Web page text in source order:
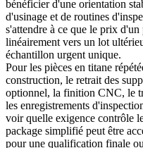
bénéficier d'une orientation
d'usinage et de routines
s'attendre à ce que le prix
linéairement vers un lot
échantillon urgent unique.
Pour les pièces en titane
construction, le retrait des
optionnel, la finition CNC, le
les enregistrements
voir quelle exigence contrôle
package simplifié peut être
pour une qualification finale